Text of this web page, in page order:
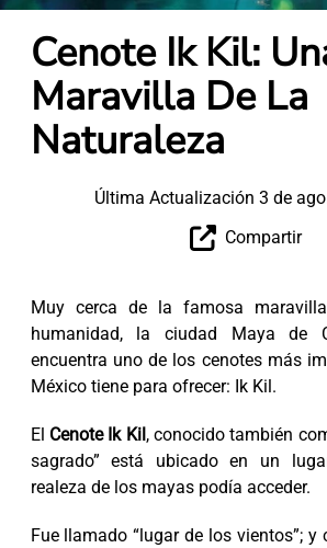
Cenote Ik Kil:
Maravilla De La
Naturaleza
Última Actualización 3 de
Compartir
Muy cerca de la famosa
humanidad, la ciudad Maya de
encuentra uno de los cenotes más
México tiene para ofrecer: Ik Kil.
El Cenote Ik Kil, conocido también
sagrado” está ubicado en un
realeza de los mayas podía acceder.
Fue llamado “lugar de los vientos”; y